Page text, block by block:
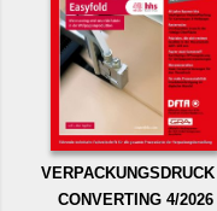
CONVERTING 4/2026